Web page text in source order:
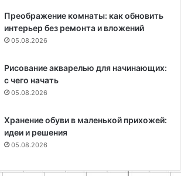
Преображение комнаты: как обновить
интерьер без ремонта и вложений
05.08.2026
Рисование акварелью для начинающих:
с чего начать
05.08.2026
Хранение обуви в маленькой прихожей:
идеи и решения
05.08.2026